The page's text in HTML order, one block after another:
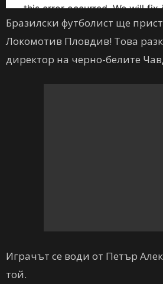
Бразилски футболист ще
Локомотив Пловдив! Това
директор на черно-белите
Играчът се води от Петър
той.